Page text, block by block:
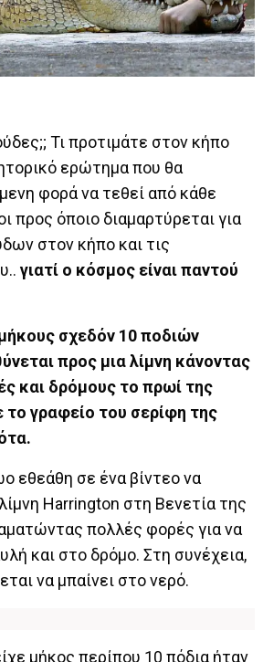
Τι προτιμάτε στον κήπο
ερώτημα που θα
φορά να τεθεί από κάθε
προς όποιο διαμαρτύρεται για
στον κήπο και τις
γιατί ο κόσμος είναι παντού
σχεδόν 10 ποδιών
προς μια λίμνη κάνοντας
και δρόμους το πρωί της
γραφείο του σερίφη της
εθεάθη σε ένα βίντεονα
Harrington στη Βενετία της
πολλές φορές για να
και στο δρόμο. Στη συνέχεια,
να μπαίνει στο νερό.
μήκος περίπου 10 πόδια ήταν